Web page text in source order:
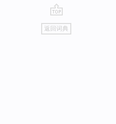
go
top
返回词典